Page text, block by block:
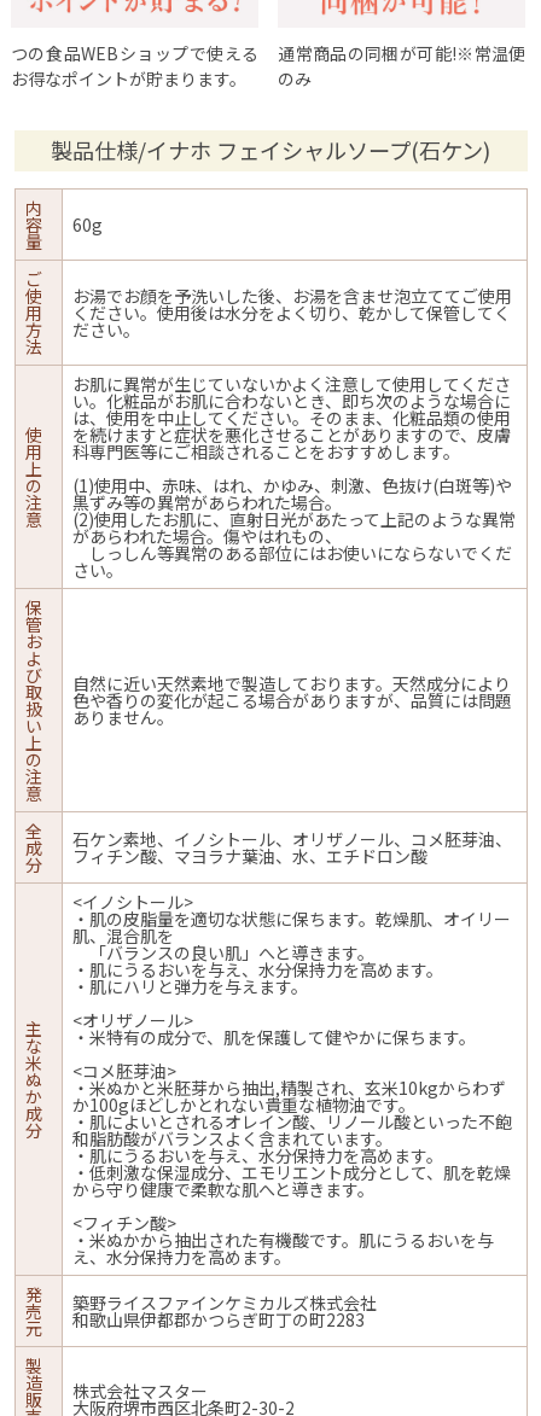
つの食品WEBショップで使える
お得なポイントが貯まります。
通常商品の同梱が可能!※常温便
のみ
製品仕様/イナホ フェイシャルソープ(石ケン)
内
容
量
60g
ご
使
用
方
法
お湯でお顔を予洗いした後、お湯を含ませ泡立ててご使用
ください。使用後は水分をよく切り、乾かして保管してく
ださい。
使
用
上
の
注
意
お肌に異常が生じていないかよく注意して使用してくださ
い。化粧品がお肌に合わないとき、即ち次のような場合に
は、使用を中止してください。そのまま、化粧品類の使用
を続けますと症状を悪化させることがありますので、皮膚
科専門医等にご相談されることをおすすめします。
(1)使用中、赤味、はれ、かゆみ、刺激、色抜け(白斑等)や
黒ずみ等の異常があらわれた場合。
(2)使用したお肌に、直射日光があたって上記のような異常
があらわれた場合。傷やはれもの、
しっしん等異常のある部位にはお使いにならないでくだ
さい。
保
管
お
よ
び
取
扱
い
上
の
注
意
自然に近い天然素地で製造しております。天然成分により
色や香りの変化が起こる場合がありますが、品質には問題
ありません。
全
成
分
石ケン素地、イノシトール、オリザノール、コメ胚芽油、
フィチン酸、マヨラナ葉油、水、エチドロン酸
主
な
米
ぬ
か
成
分
<イノシトール>
・肌の皮脂量を適切な状態に保ちます。乾燥肌、オイリー
肌、混合肌を
「バランスの良い肌」へと導きます。
・肌にうるおいを与え、水分保持力を高めます。
・肌にハリと弾力を与えます。
<オリザノール>
・米特有の成分で、肌を保護して健やかに保ちます。
<コメ胚芽油>
・米ぬかと米胚芽から抽出,精製され、玄米10kgからわず
か100gほどしかとれない貴重な植物油です。
・肌によいとされるオレイン酸、リノール酸といった不飽
和脂肪酸がバランスよく含まれています。
・肌にうるおいを与え、水分保持力を高めます。
・低刺激な保湿成分、エモリエント成分として、肌を乾燥
から守り健康で柔軟な肌へと導きます。
<フィチン酸>
・米ぬかから抽出された有機酸です。肌にうるおいを与
え、水分保持力を高めます。
発
売
元
築野ライスファインケミカルズ株式会社
和歌山県伊都郡かつらぎ町丁の町2283
製
造
販 株式会社マスター
大阪府堺市西区北条町2-30-2